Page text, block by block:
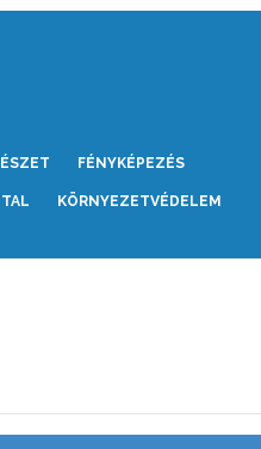
FÉNYKÉPEZÉS
KÖRNYEZETVÉDELEM